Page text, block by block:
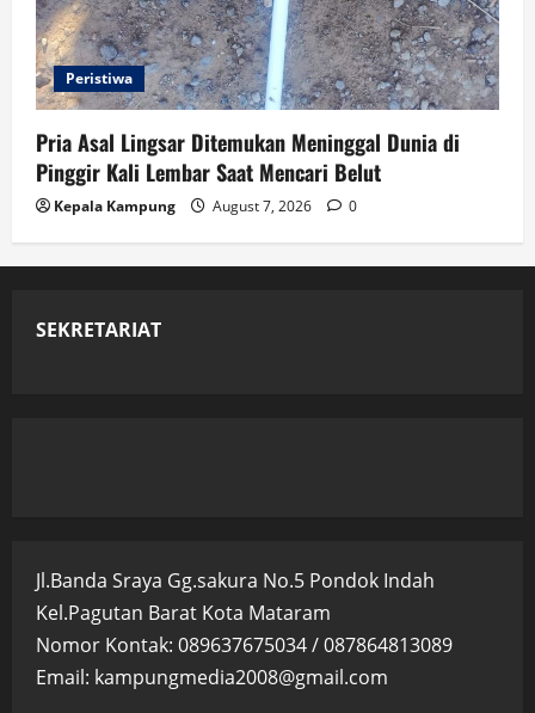
Peristiwa
Pria Asal Lingsar Ditemukan Meninggal Dunia di
Pinggir Kali Lembar Saat Mencari Belut
Kepala Kampung August 7, 2026 0
SEKRETARIAT
Jl.Banda Sraya Gg.sakura No.5 Pondok Indah
Kel.Pagutan Barat Kota Mataram
Nomor Kontak: 089637675034 / 087864813089
Email: kampungmedia2008@gmail.com